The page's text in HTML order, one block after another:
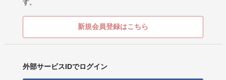
す。
新規会員登録はこちら
外部サービスIDでログイン